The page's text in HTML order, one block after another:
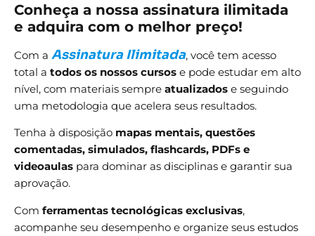
Conheça a nossa assinatura ilimitada
e adquira com o melhor preço!
Com a Assinatura Ilimitada, você tem acesso
total a todos os nossos cursos e pode estudar em alto
nível, com materiais sempre atualizados e seguindo
uma metodologia que acelera seus resultados.
Tenha à disposição mapas mentais, questões
comentadas, simulados, flashcards, PDFs e
videoaulas para dominar as disciplinas e garantir sua
aprovação.
Com ferramentas tecnológicas exclusivas,
acompanhe seu desempenho e organize seus estudos